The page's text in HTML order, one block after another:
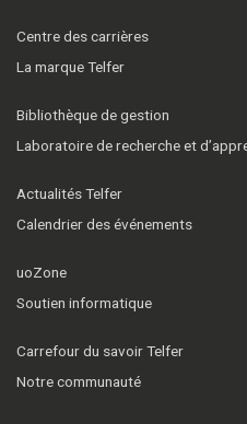
Centre des carrières
La marque Telfer
Bibliothèque de gestion
Laboratoire de recherche et
Actualités Telfer
Calendrier des événements
uoZone
Soutien informatique
Carrefour du savoir Telfer
Notre communauté